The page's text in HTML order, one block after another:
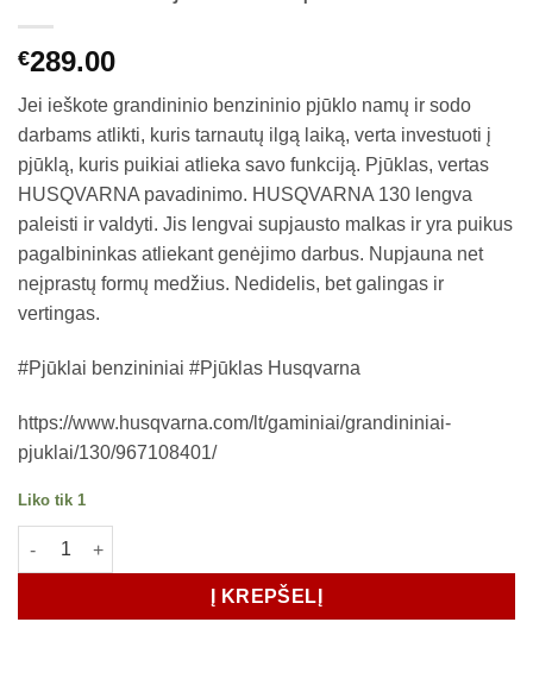
€289.00
Jei ieškote grandininio benzininio pjūklo namų ir sodo
darbams atlikti, kuris tarnautų ilgą laiką, verta investuoti į
pjūklą, kuris puikiai atlieka savo funkciją. Pjūklas, vertas
HUSQVARNA pavadinimo. HUSQVARNA 130 lengva
paleisti ir valdyti. Jis lengvai supjausto malkas ir yra puikus
pagalbininkas atliekant genėjimo darbus. Nupjauna net
neįprastų formų medžius. Nedidelis, bet galingas ir
vertingas.
#Pjūklai benzininiai #Pjūklas Husqvarna
https://www.husqvarna.com/lt/gaminiai/grandininiai-
pjuklai/130/967108401/
Liko tik 1
produkto kiekis: Grandininis Pjūklas Husqvarna 130 14"
Į KREPŠELĮ